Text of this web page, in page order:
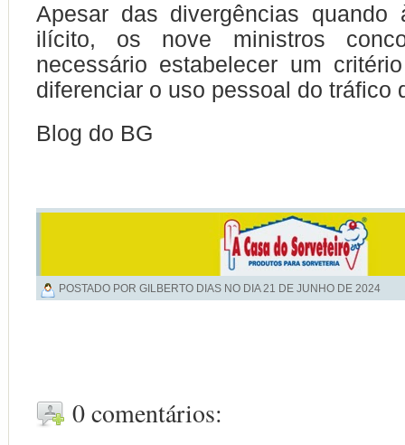
Apesar das divergências quando
ilícito, os nove ministros
necessário estabelecer um
diferenciar o uso pessoal do tráfico
Blog do BG
POSTADO POR GILBERTO DIAS NO DIA21 DE JUNHO DE 2024
0 comentários: